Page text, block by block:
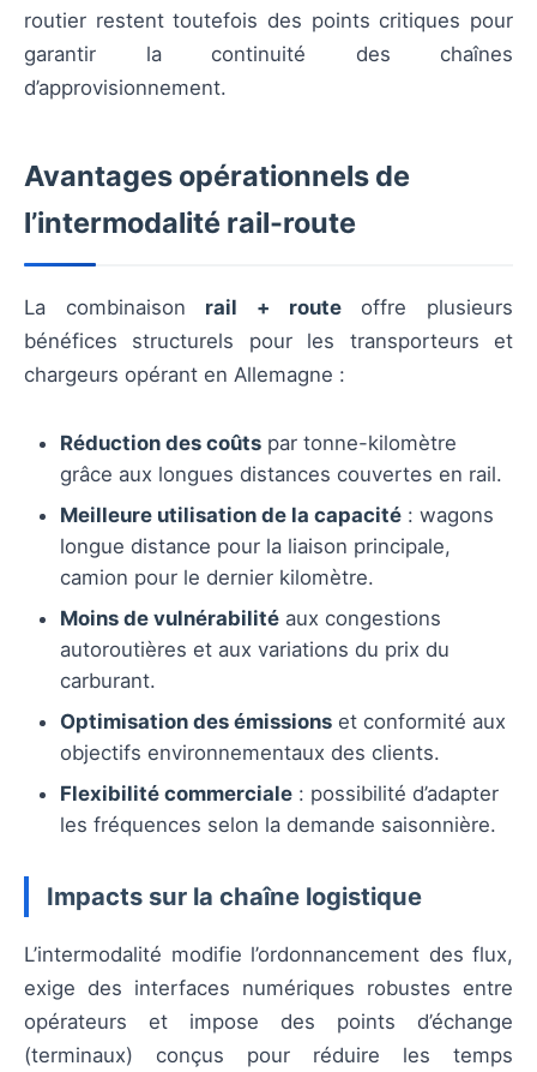
routier restent toutefois des points critiques pour
garantir la continuité des chaînes
d’approvisionnement.
Avantages opérationnels de
l’intermodalité rail-route
La combinaison rail + routeoffre plusieurs
bénéfices structurels pour les transporteurs et
chargeurs opérant en Allemagne :
Réduction des coûts par tonne-kilomètre
grâce aux longues distances couvertes en rail.
Meilleure utilisation de la capacité : wagons
longue distance pour la liaison principale,
camion pour le dernier kilomètre.
Moins de vulnérabilité aux congestions
autoroutières et aux variations du prix du
carburant.
Optimisation des émissions et conformité aux
objectifs environnementaux des clients.
Flexibilité commerciale : possibilité d’adapter
les fréquences selon la demande saisonnière.
Impacts sur la chaîne logistique
L’intermodalité modifie l’ordonnancement des flux,
exige des interfaces numériques robustes entre
opérateurs et impose des points d’échange
(terminaux) conçus pour réduire les temps